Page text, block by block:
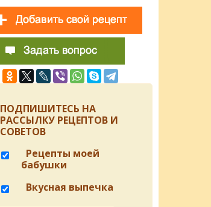
ПОДПИШИТЕСЬ НА
РАССЫЛКУ РЕЦЕПТОВ И
СОВЕТОВ
Рецепты моей
бабушки
Вкусная выпечка